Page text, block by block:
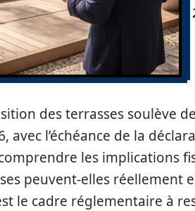
des terrasses soulève
avec l’échéance de la
les implications
peuvent-elles réellement
le cadre réglementaire à